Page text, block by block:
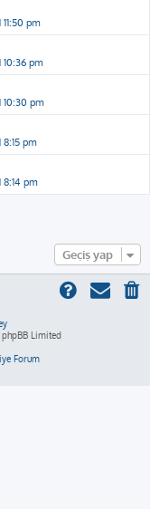
11:50 pm
10:36 pm
10:30 pm
8:15 pm
8:14 pm
Geçiş yap
Limited
Forum